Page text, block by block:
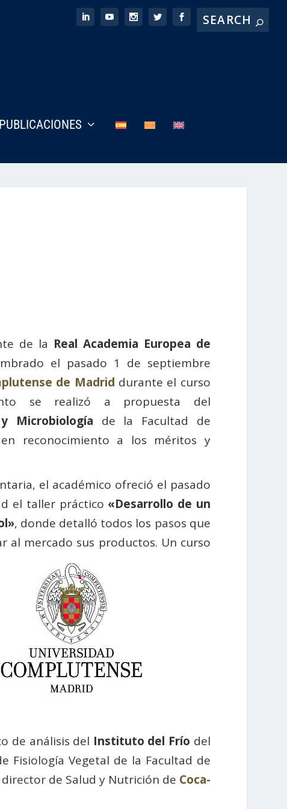
PUBLICACIONES
de la Real Academia Europea de
el pasado 1 de septiembre
de Madrid durante el curso
se realizó a propuesta del
Microbiología de la Facultad de
reconocimiento a los méritos y
el académico ofreció el pasado
el taller práctico «Desarrollo de un
, donde detalló todos los pasos que
al mercado sus productos. Un curso
de análisis del Instituto del Frío del
Fisiología Vegetal de la Facultad de
de Salud y Nutrición de Coca-